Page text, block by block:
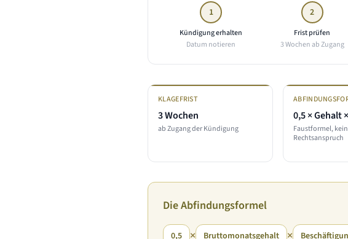
1
Kündigung erhalten
Datum notieren
2
Frist prüfen
3 Wochen ab Zugang
KLAGEFRIST
3 Wochen
ab Zugang der Kündigung
0,5 × Gehalt
Faustformel, kein
Rechtsanspruch
Die Abfindungsformel
0,5 × Bruttomonatsgehalt ×